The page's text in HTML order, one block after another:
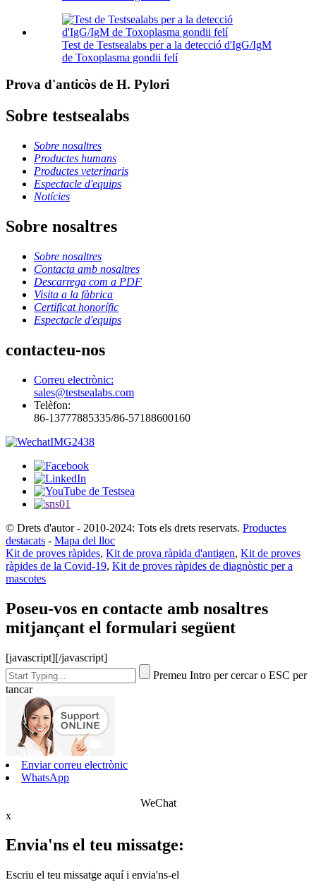
Test de Testsealabs per a la detecció d'IgG/IgM
de Toxoplasma gondii felí
Prova d'anticòs de H. Pylori
Sobre testsealabs
Sobre nosaltres
Productes humans
Productes veterinaris
Espectacle d'equips
Notícies
Sobre nosaltres
Sobre nosaltres
Contacta amb nosaltres
Descarrega com a PDF
Visita a la fàbrica
Certificat honorífic
Espectacle d'equips
contacteu-nos
Correu electrònic:
sales@testsealabs.com
Telèfon:
86-13777885335/86-57188600160
© Drets d'autor - 2010-2024: Tots els drets reservats. Productes
destacats - Mapa del lloc
Kit de proves ràpides, Kit de prova ràpida d'antigen, Kit de proves
ràpides de la Covid-19, Kit de proves ràpides de diagnòstic per a
mascotes
Poseu-vos en contacte amb nosaltres
mitjançant el formulari següent
[javascript][/javascript]
Premeu Intro per cercar o ESC per
tancar
Enviar correu electrònic
WhatsApp
WeChat
x
Envia'ns el teu missatge:
Escriu el teu missatge aquí i envia'ns-el